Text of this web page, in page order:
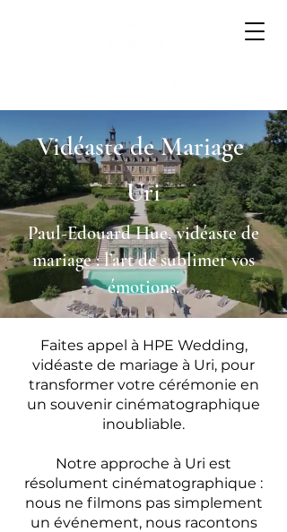
Vidéaste de Mariage
Uri
Paul-Edouard Hue, vidéaste de
mariage : l’art de sublimer vos
émotions.
Faites appel à HPE Wedding,
vidéaste de mariage à Uri, pour
transformer votre cérémonie en
un souvenir cinématographique
inoubliable.
Notre approche à Uri est
résolument cinématographique :
nous ne filmons pas simplement
un événement, nous racontons